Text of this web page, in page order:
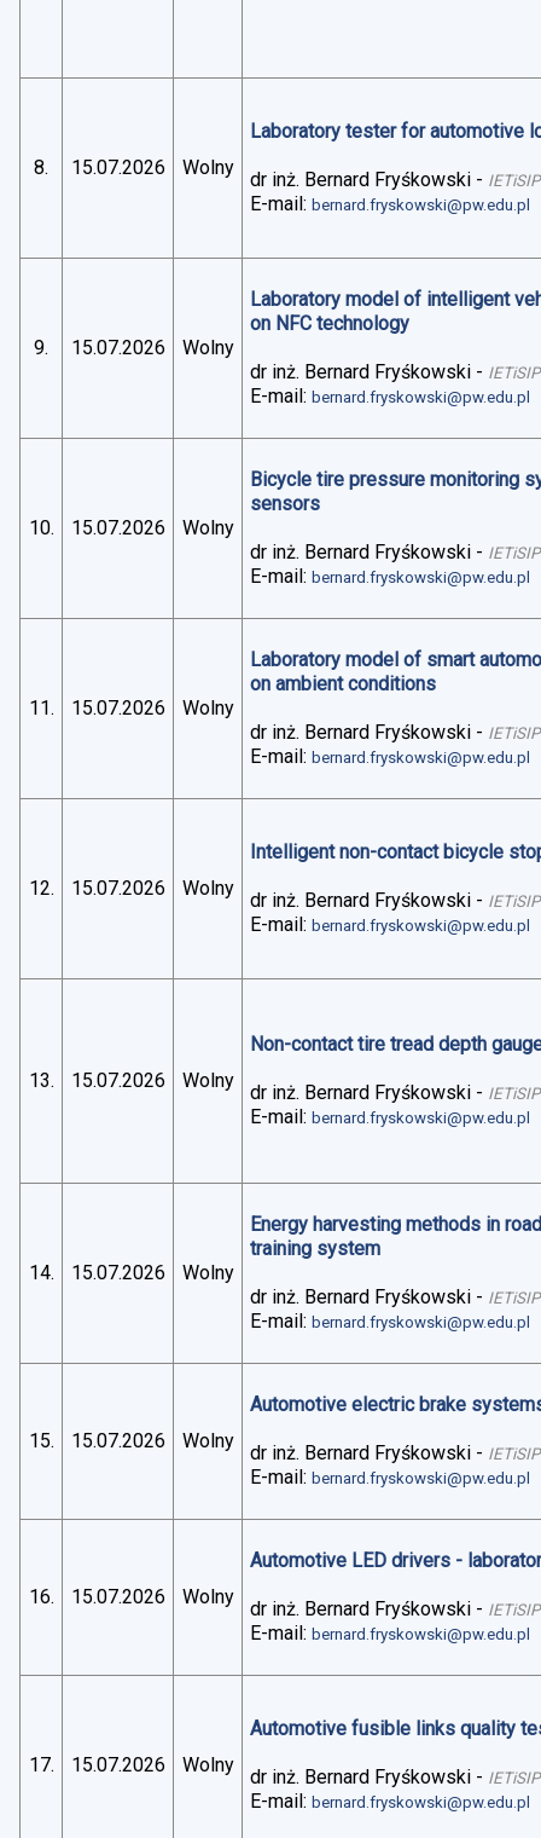
8. 15.07.2026 Wolny
Laboratory tester for automotive
dr inż. Bernard Fryśkowski - IETiSIP
E-mail:bernard.fryskowski@pw.edu.pl
9. 15.07.2026 Wolny
Laboratory model of intelligent
on NFC technology
dr inż. Bernard Fryśkowski - IETiSIP
E-mail:bernard.fryskowski@pw.edu.pl
10. 15.07.2026 Wolny
Bicycle tire pressure monitoring
sensors
dr inż. Bernard Fryśkowski - IETiSIP
E-mail:bernard.fryskowski@pw.edu.pl
11. 15.07.2026 Wolny
Laboratory model of smart
on ambient conditions
dr inż. Bernard Fryśkowski - IETiSIP
E-mail:bernard.fryskowski@pw.edu.pl
12. 15.07.2026 Wolny
Intelligent non-contact bicycle
dr inż. Bernard Fryśkowski - IETiSIP
E-mail:bernard.fryskowski@pw.edu.pl
13. 15.07.2026 Wolny
Non-contact tire tread depth
dr inż. Bernard Fryśkowski - IETiSIP
E-mail:bernard.fryskowski@pw.edu.pl
14. 15.07.2026 Wolny
Energy harvesting methods in
training system
dr inż. Bernard Fryśkowski - IETiSIP
E-mail:bernard.fryskowski@pw.edu.pl
15. 15.07.2026 Wolny
Automotive electric brake
dr inż. Bernard Fryśkowski - IETiSIP
E-mail:bernard.fryskowski@pw.edu.pl
16. 15.07.2026 Wolny
Automotive LED drivers -
dr inż. Bernard Fryśkowski - IETiSIP
E-mail:bernard.fryskowski@pw.edu.pl
17. 15.07.2026 Wolny
Automotive fusible links quality
dr inż. Bernard Fryśkowski - IETiSIP
E-mail:bernard.fryskowski@pw.edu.pl